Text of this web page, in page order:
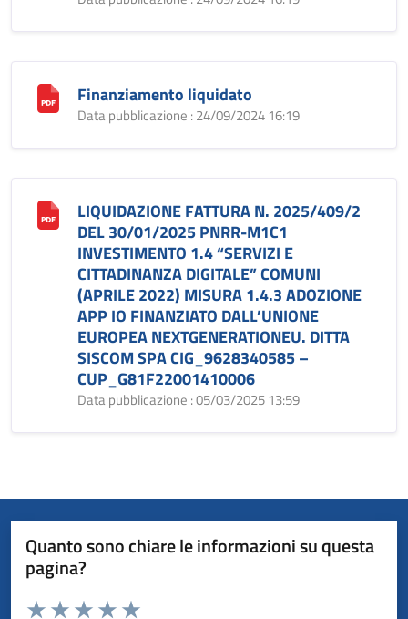
Finanziamento liquidato
Data pubblicazione : 24/09/2024 16:19
LIQUIDAZIONE FATTURA N. 2025/409/2
DEL 30/01/2025 PNRR-M1C1
INVESTIMENTO 1.4 “SERVIZI E
CITTADINANZA DIGITALE” COMUNI
(APRILE 2022) MISURA 1.4.3 ADOZIONE
APP IO FINANZIATO DALL’UNIONE
EUROPEA NEXTGENERATIONEU. DITTA
SISCOM SPA CIG_9628340585 –
CUP_G81F22001410006
Data pubblicazione : 05/03/2025 13:59
Quanto sono chiare le informazioni su questa
pagina?
Valuta da 1 a 5 stelle la pagina